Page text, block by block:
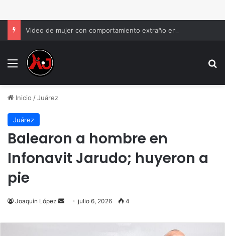
Menu
Inicio /Juárez
Juárez
Balearon a hombre en
Infonavit Jarudo; huyeron a
pie
Joaquín López
Send
email
julio 6, 2026 4